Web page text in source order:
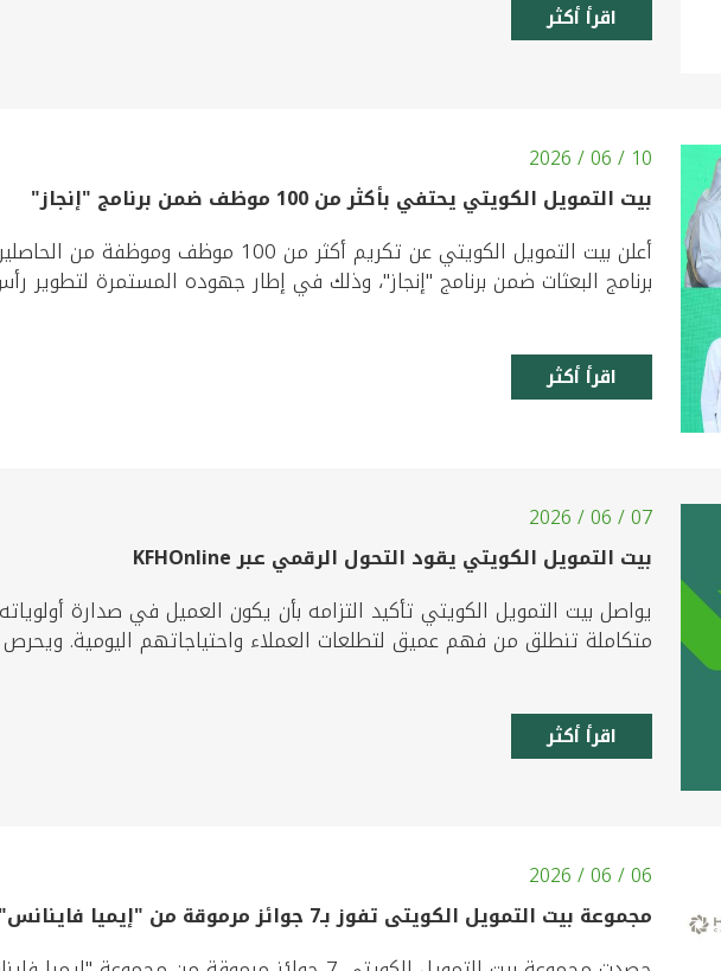
اقرأ أكثر
10 / 06 / 2026
بيت التمويل الكويتي يحتفي بأكثر من 100 موظف ضمن برنامج "إنجاز"
أعلن بيت التمويل الكويتي عن تكريم
برنامج البعثات ضمن برنامج "إنجاز"، وذلك في إطار جهوده المستمرة لتطوير
اقرأ أكثر
07 / 06 / 2026
بيت التمويل الكويتي يقود التحول الرقمي عبر KFHOnline
يواصل بيت التمويل الكويتي تأكيد التزامه بأن يكون العميل في صدارة
متكاملة تنطلق من فهم عميق لتطلعات العملاء واحتياجاتهم اليومية.
اقرأ أكثر
06 / 06 / 2026
مجموعة بيت التمويل الكويتى تفوز بـ7 جوائز مرموقة من "إيميا فاينانس" عن إصدارات الصكوك في 2025